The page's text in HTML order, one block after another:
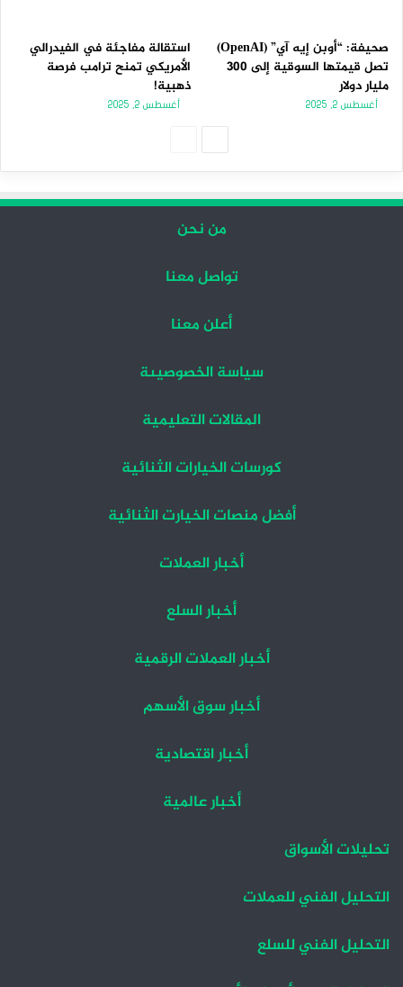
صحيفة: “أوبن إيه آي” (OpenAI)
تصل قيمتها السوقية إلى 300
مليار دولار
أغسطس 2, 2025
استقالة مفاجئة في الفيدرالي
الأمريكي تمنح ترامب فرصة
ذهبية!
أغسطس 2, 2025
من نحن
تواصل معنا
أعلن معنا
سياسة الخصوصيىة
المقالات التعليمية
كورسات الخيارات الثنائية
أفضل منصات الخيارت الثنائية
أخبار العملات
أخبار السلع
أخبار العملات الرقمية
أخبار سوق الأسهم
أخبار اقتصادية
أخبار عالمية
تحليلات الأسواق
التحليل الفني للعملات
التحليل الفني للسلع